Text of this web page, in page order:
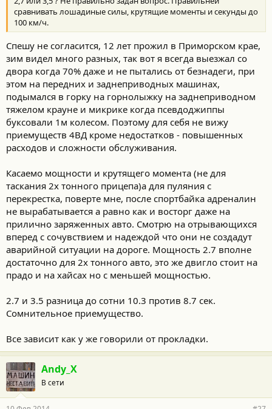
сравнивать лошадиные силы, крутящие моменты и секунды до
100 км/ч.
Спешу не согласится, 12 лет прожил в Приморском крае,
зим видел много разных, так вот я всегда выезжал со
двора когда 70% даже и не пытались от безнадеги, при
этом на передних и заднеприводных машинах,
подымался в горку на горнолыжку на заднеприводном
тяжелом крауне и микрике когда псевдоджиппы
буксовали 1м колесом. Поэтому для себя не вижу
приемуществ 4ВД кроме недостатков - повышенных
расходов и сложности обслуживания.
Касаемо мощности и крутящего момента (не для
таскания 2х тонного прицепа)а для пуляния с
перекрестка, поверте мне, после спортбайка адреналин
не вырабатывается а равно как и восторг даже на
прилично заряженных авто. Смотрю на отрывающихся
вперед с сочувствием и надеждой что они не создадут
аварийной ситуации на дороге. Мощность 2.7 вполне
достаточно для 2х тонного авто, это же двигло стоит на
прадо и на хайсах но с меньшей мощностью.
2.7 и 3.5 разница до сотни 10.3 против 8.7 сек.
Сомнительное приемущество.
Все зависит как у же говорили от прокладки.
Andy_X
В сети